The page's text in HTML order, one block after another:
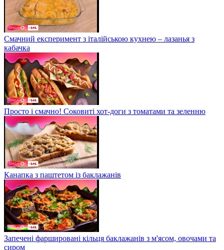
Смачний експеримент з італійською кухнею – лазанья з
кабачка
Просто і смачно! Соковиті хот-доги з томатами та зеленню
Канапка з паштетом із баклажанів
Запечені фаршировані кільця баклажанів з м'ясом, овочами та
сиром